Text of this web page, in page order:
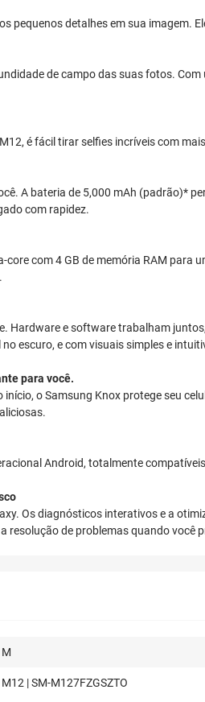
pequenos detalhes em sua
de campo das suas fotos.
é fácil tirar selfies incríveis com
A bateria de 5,000 mAh (padrão)*
com rapidez.
com 4 GB de memória RAM
Hardware e software trabalham
escuro, e com visuais simples e
para você.
o Samsung Knox protege seu
Android, totalmente
Os diagnósticos interativos e a
de problemas quando você
| SM-M127FZGSZTO